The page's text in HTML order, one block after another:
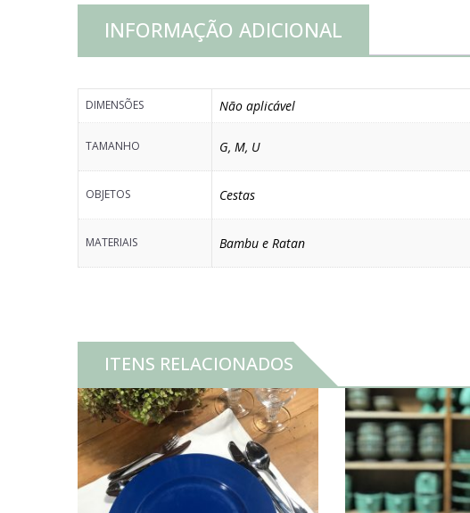
INFORMAÇÃO ADICIONAL
DIMENSÕES Não aplicável
TAMANHO G, M, U
OBJETOS Cestas
MATERIAIS Bambu e Ratan
ITENS RELACIONADOS